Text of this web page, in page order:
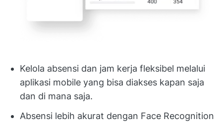
Kelola absensi dan jam kerja fleksibel melalui
aplikasi mobile yang bisa diakses kapan saja
dan di mana saja.
Absensi lebih akurat dengan Face Recognition